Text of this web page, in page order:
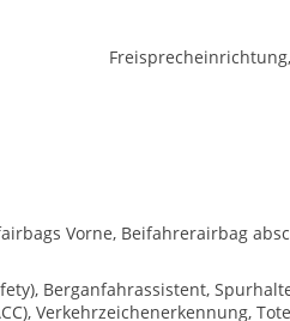
Vorne, Beifahrerairbag
Berganfahrassistent,
Verkehrzeichenerkennung,